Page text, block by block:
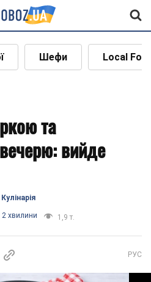
Шефи Local
та
вийде
Кулінарія
2 хвилини 1,9 т.
РУС